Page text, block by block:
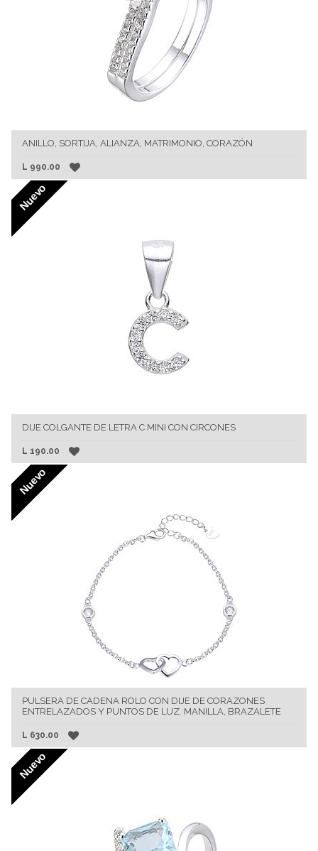
ANILLO, SORTIJA, ALIANZA, MATRIMONIO, CORAZÓN
L 990.00
Nuevo
DIJE COLGANTE DE LETRA C MINI CON CIRCONES
L 190.00
Nuevo
PULSERA DE CADENA ROLO CON DIJE DE CORAZONES
ENTRELAZADOS Y PUNTOS DE LUZ. MANILLA, BRAZALETE
L 630.00
Nuevo